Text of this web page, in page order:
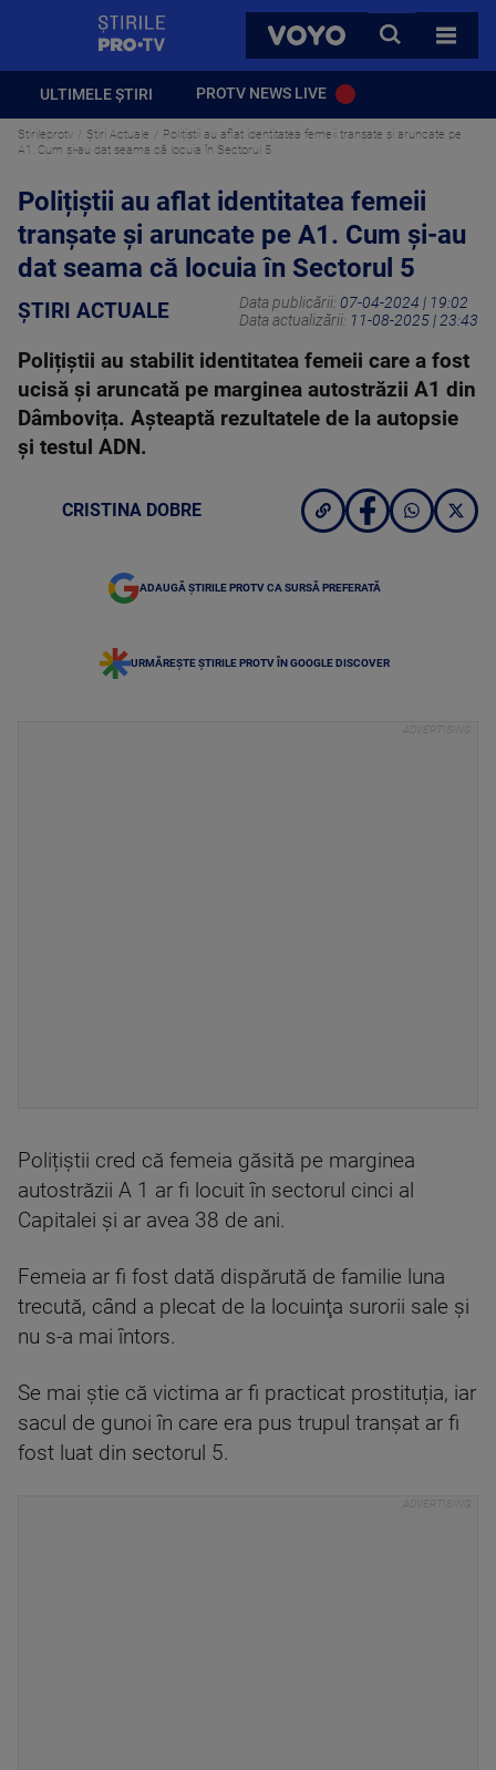
VOYO
CAUTA
TOATE
ULTIMELE ȘTIRI PROTV NEWS LIVE
Stirileprotv Știri Actuale
Polițiștii au aflat identitatea femeii tranșate și aruncate pe
A1. Cum și-au dat seama că locuia în Sectorul 5
Polițiștii au aflat identitatea femeii
tranșate și aruncate pe A1. Cum și-au
dat seama că locuia în Sectorul 5
ȘTIRI ACTUALE Data publicării: 07-04-2024 | 19:02
Data actualizării: 11-08-2025 | 23:43
Polițiștii au stabilit identitatea femeii care a fost
ucisă și aruncată pe marginea autostrăzii A1 din
Dâmbovița. Așteaptă rezultatele de la autopsie
și testul ADN.
CRISTINA DOBRE
ADAUGĂ ȘTIRILE PROTV CA SURSĂ PREFERATĂ
URMĂREȘTE ȘTIRILE PROTV ÎN GOOGLE DISCOVER
Polițiștii cred că femeia găsită pe marginea
autostrăzii A 1 ar fi locuit în sectorul cinci al
Capitalei și ar avea 38 de ani.
Femeia ar fi fost dată dispărută de familie luna
trecută, când a plecat de la locuinţa surorii sale și
nu s-a mai întors.
Se mai știe că victima ar fi practicat prostituția, iar
sacul de gunoi în care era pus trupul tranșat ar fi
fost luat din sectorul 5.